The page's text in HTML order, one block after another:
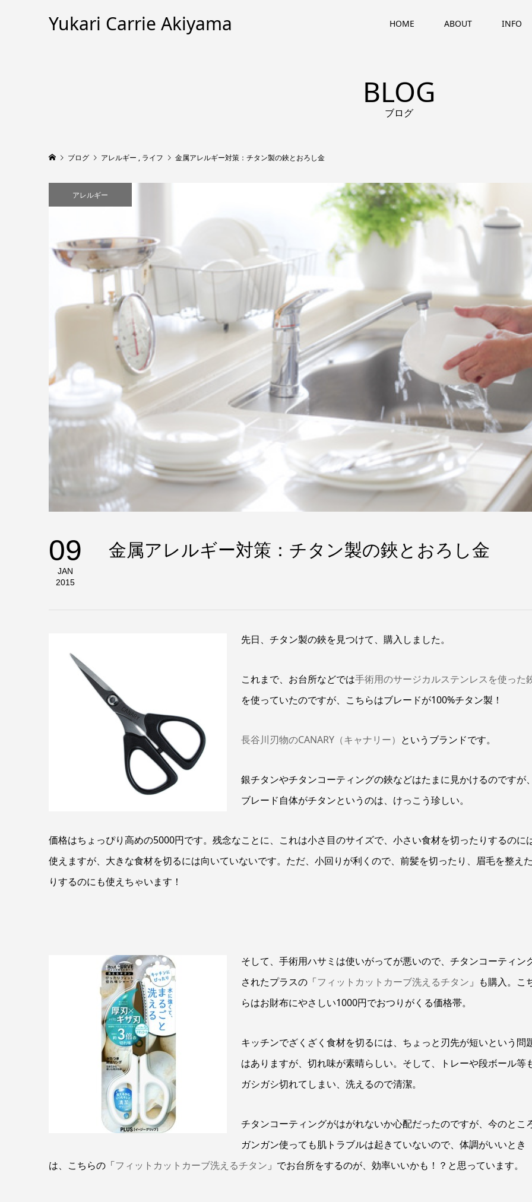
Yukari Carrie Akiyama HOME ABOUT INFO
BLOG
ブログ
ブログ アレルギー , ライフ 金属アレルギー対策：チタン製の鋏とおろし金
アレルギー
09
JAN
2015
金属アレルギー対策：チタン製の鋏とおろし金
先日、チタン製の鋏を見つけて、購入しました。
これまで、お台所などでは手術用のサージカルステンレスを使った
を使っていたのですが、こちらはブレードが100%チタン製！
長谷川刃物のCANARY（キャナリー） というブランドです。
銀チタンやチタンコーティングの鋏などはたまに見かけるのですが
ブレード自体がチタンというのは、けっこう珍しい。
価格はちょっぴり高めの5000円です。残念なことに、これは小さ目のサイズで、小さい食材を切ったりするのに
使えますが、大きな食材を切るには向いていないです。ただ、小回りが利くので、前髪を切ったり、眉毛を整え
りするのにも使えちゃいます！
そして、手術用ハサミは使いがってが悪いので、チタンコーティン
されたプラスの「フィットカットカーブ洗えるチタン 」も購入。こ
らはお財布にやさしい1000円でおつりがくる価格帯。
キッチンでざくざく食材を切るには、ちょっと刃先が短いという問
はありますが、切れ味が素晴らしい。そして、トレーや段ボール等
ガシガシ切れてしまい、洗えるので清潔。
チタンコーティングがはがれないか心配だったのですが、今のとこ
ガンガン使っても肌トラブルは起きていないので、体調がいいとき
は、こちらの「フィットカットカーブ洗えるチタン 」でお台所をするのが、効率いいかも！？と思っています。